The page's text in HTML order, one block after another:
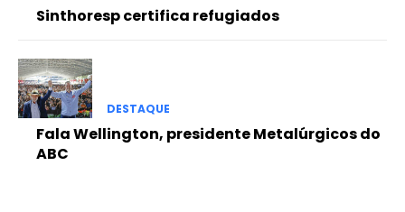
Sinthoresp certifica refugiados
DESTAQUE
Fala Wellington, presidente Metalúrgicos do
ABC